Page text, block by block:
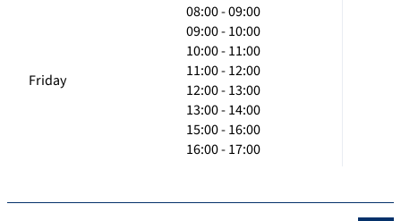
Friday
08:00 - 09:00
09:00 - 10:00
10:00 - 11:00
11:00 - 12:00
12:00 - 13:00
13:00 - 14:00
15:00 - 16:00
16:00 - 17:00